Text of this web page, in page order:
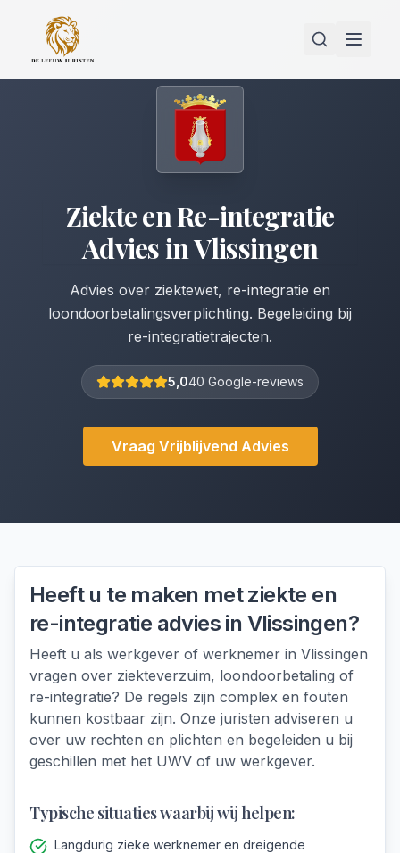
Ziekte en Re-integratie
Advies inVlissingen
Advies over ziektewet, re-integratie en
loondoorbetalingsverplichting. Begeleiding bij
re-integratietrajecten.
5,040 Google-reviews
Vraag Vrijblijvend Advies
Heeft u te maken metziekte en
re-integratie advies in Vlissingen?
Heeft u als werkgever of werknemer in Vlissingen
vragen over ziekteverzuim, loondoorbetaling of
re-integratie? De regels zijn complex en fouten
kunnen kostbaar zijn. Onze juristen adviseren u
over uw rechten en plichten en begeleiden u bij
geschillen met het UWV of uw werkgever.
Typische situaties waarbij wij helpen:
Langdurig zieke werknemer en dreigende